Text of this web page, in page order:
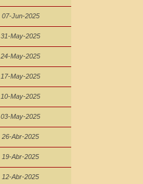
07-Jun-2025
31-May-2025
24-May-2025
17-May-2025
10-May-2025
03-May-2025
26-Abr-2025
19-Abr-2025
12-Abr-2025